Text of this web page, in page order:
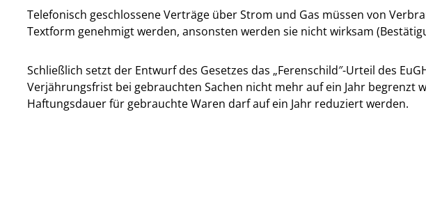
Telefonisch geschlossene Verträge über Strom und Gas müssen von
Textform genehmigt werden, ansonsten werden sie nicht wirksam
Schließlich setzt der Entwurf des Gesetzes das „Ferenschild″-Urteil des
Verjährungsfrist bei gebrauchten Sachen nicht mehr auf ein Jahr begrenzt
Haftungsdauer für gebrauchte Waren darf auf ein Jahr reduziert werden.